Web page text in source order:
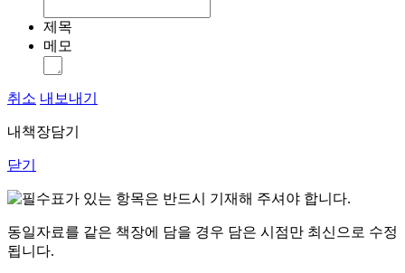
제목
메모
취소 내보내기
내책장담기
닫기
표가 있는 항목은 반드시 기재해 주셔야 합니다.
동일자료를 같은 책장에 담을 경우 담은 시점만 최신으로 수정
됩니다.